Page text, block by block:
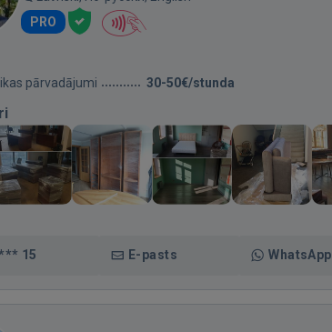
PRO
pārvadājumi 30-50€/stunda
15 E-pasts WhatsApp